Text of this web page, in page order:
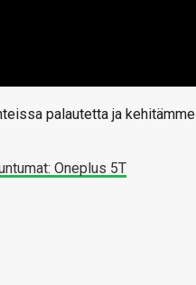
palautetta ja kehitämme
Oneplus 5T